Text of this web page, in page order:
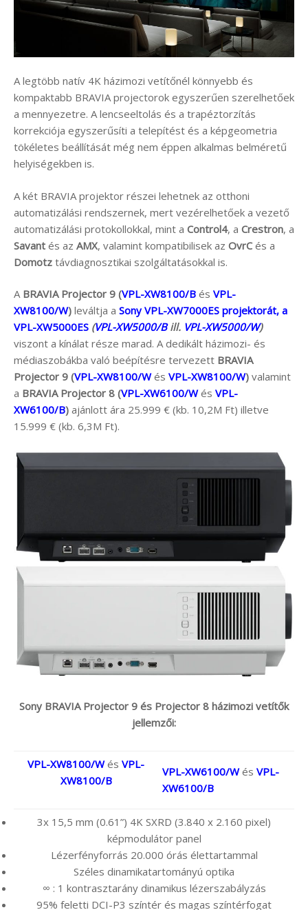
A legtöbb natív 4K házimozi vetítőnél könnyebb és
kompaktabb BRAVIA projectorok egyszerűen szerelhetőek
a mennyezetre. A lencseeltolás és a trapéztorzítás
korrekciója egyszerűsíti a telepítést és a képgeometria
tökéletes beállítását még nem éppen alkalmas belméretű
helyiségekben is.
A két BRAVIA projektor részei lehetnek az otthoni
automatizálási rendszernek, mert vezérelhetőek a vezető
automatizálási protokollokkal, mint a Control4, a Crestron, a
Savant és az AMX, valamint kompatibilisek az OvrCés a
Domotz távdiagnosztikai szolgáltatásokkal is.
A BRAVIA Projector 9 (VPL-XW8100/B és VPL-
XW8100/W) leváltja a Sony VPL-XW7000ES projektorát, a
VPL-XW5000ES (VPL-XW5000/Bill. VPL-XW5000/W)
viszont a kínálat része marad. A dedikált házimozi- és
médiaszobákba való beépítésre tervezett BRAVIA
Projector 9 (VPL-XW8100/Wés VPL-XW8100/W) valamint
a BRAVIA Projector 8 (VPL-XW6100/W és VPL-
XW6100/B) ajánlott ára 25.999 € (kb. 10,2M Ft) illetve
15.999 € (kb. 6,3M Ft).
Sony BRAVIA Projector 9 és Projector 8 házimozi vetítők
jellemzői:
VPL-XW8100/W és VPL-
XW8100/B
VPL-XW6100/W és VPL-
XW6100/B
3x 15,5 mm (0.61”) 4K SXRD (3.840 x 2.160 pixel)
képmodulátor panel
Lézerfényforrás 20.000 órás élettartammal
Széles dinamikatartományú optika
∞ : 1 kontrasztarány dinamikus lézerszabályzás
95% feletti DCI-P3 színtér és magas színtérfogat